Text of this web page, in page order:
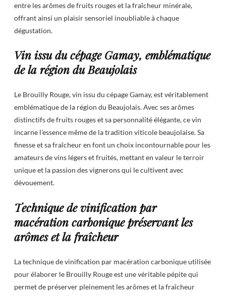
entre les arômes de fruits rouges et la fraîcheur minérale,
offrant ainsi un plaisir sensoriel inoubliable à chaque
dégustation.
Vin issu du cépage Gamay, emblématique
de la région du Beaujolais
Le Brouilly Rouge, vin issu du cépage Gamay, est véritablement
emblématique de la région du Beaujolais. Avec ses arômes
distinctifs de fruits rouges et sa personnalité élégante, ce vin
incarne l’essence même de la tradition viticole beaujolaise. Sa
finesse et sa fraîcheur en font un choix incontournable pour les
amateurs de vins légers et fruités, mettant en valeur le terroir
unique et la passion des vignerons qui le cultivent avec
dévouement.
Technique de vinification par
macération carbonique préservant les
arômes et la fraîcheur
La technique de vinification par macération carbonique utilisée
pour élaborer le Brouilly Rouge est une véritable pépite qui
permet de préserver pleinement les arômes et la fraîcheur